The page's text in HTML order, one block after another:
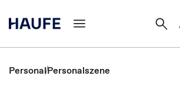
PersonalPersonalszene